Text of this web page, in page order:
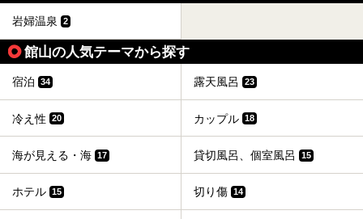
岩婦温泉 2
館山の人気テーマから探す
宿泊 34 露天風呂 23
冷え性 20 カップル 18
海が見える・海 17 貸切風呂、個室風呂 15
ホテル 15 切り傷 14